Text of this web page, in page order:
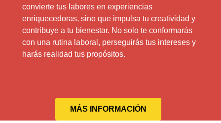
convierte tus labores en experiencias
enriquecedoras, sino que impulsa tu creatividad y
contribuye a tu bienestar. No solo te conformarás
con una rutina laboral, perseguirás tus intereses y
harás realidad tus propósitos.
MÁS INFORMACIÓN